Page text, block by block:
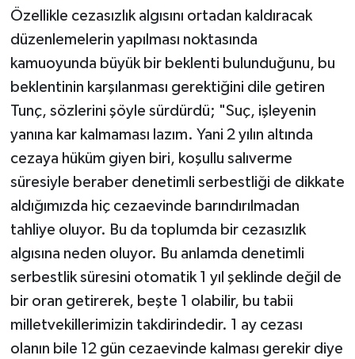
Özellikle cezasızlık algısını ortadan kaldıracak
düzenlemelerin yapılması noktasında
kamuoyunda büyük bir beklenti bulunduğunu, bu
beklentinin karşılanması gerektiğini dile getiren
Tunç, sözlerini şöyle sürdürdü; "Suç, işleyenin
yanına kar kalmaması lazım. Yani 2 yılın altında
cezaya hüküm giyen biri, koşullu salıverme
süresiyle beraber denetimli serbestliği de dikkate
aldığımızda hiç cezaevinde barındırılmadan
tahliye oluyor. Bu da toplumda bir cezasızlık
algısına neden oluyor. Bu anlamda denetimli
serbestlik süresini otomatik 1 yıl şeklinde değil de
bir oran getirerek, beşte 1 olabilir, bu tabii
milletvekillerimizin takdirindedir. 1 ay cezası
olanın bile 12 gün cezaevinde kalması gerekir diye